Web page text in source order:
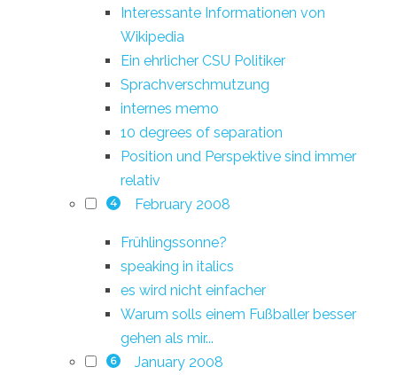
Interessante Informationen von
Wikipedia
Ein ehrlicher CSU Politiker
Sprachverschmutzung
internes memo
10 degrees of separation
Position und Perspektive sind immer
relativ
4 February 2008
Frühlingssonne?
speaking in italics
es wird nicht einfacher
Warum solls einem Fußballer besser
gehen als mir...
6 January 2008